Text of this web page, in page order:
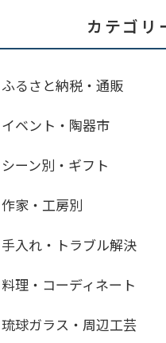
カテゴリ
ふるさと納税・通販
イベント・陶器市
シーン別・ギフト
作家・工房別
手入れ・トラブル解決
料理・コーディネート
琉球ガラス・周辺工芸